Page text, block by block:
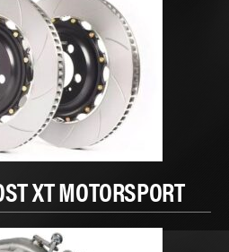
XT MOTORSPORT